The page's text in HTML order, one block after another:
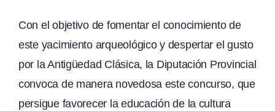
Con el objetivo de fomentar el conocimiento de
este yacimiento arqueológico y despertar el gusto
por la Antigüedad Clásica, la Diputación Provincial
convoca de manera novedosa este concurso, que
persigue favorecer la educación de la cultura